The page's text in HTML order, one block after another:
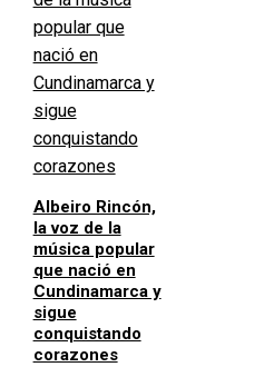
Albeiro Rincón,
la voz de la
música popular
que nació en
Cundinamarca y
sigue
conquistando
corazones